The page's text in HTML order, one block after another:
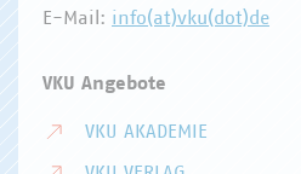
E-Mail: info(at)vku(dot)de
VKU Angebote
VKU AKADEMIE